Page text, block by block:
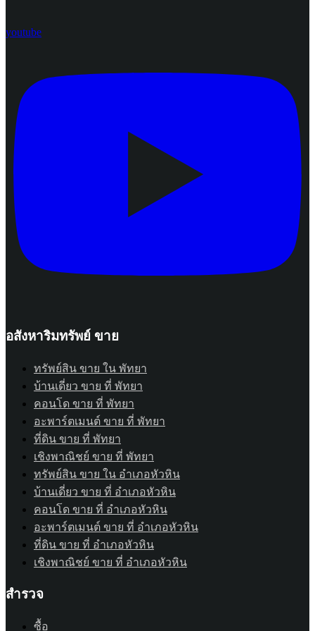
youtube
อสังหาริมทรัพย์ ขาย
ทรัพย์สิน ขาย ใน พัทยา
บ้านเดี่ยว ขาย ที่ พัทยา
คอนโด ขาย ที่ พัทยา
อะพาร์ตเมนต์ ขาย ที่ พัทยา
ที่ดิน ขาย ที่ พัทยา
เชิงพาณิชย์ ขาย ที่ พัทยา
ทรัพย์สิน ขาย ใน อำเภอหัวหิน
บ้านเดี่ยว ขาย ที่ อำเภอหัวหิน
คอนโด ขาย ที่ อำเภอหัวหิน
อะพาร์ตเมนต์ ขาย ที่ อำเภอหัวหิน
ที่ดิน ขาย ที่ อำเภอหัวหิน
เชิงพาณิชย์ ขาย ที่ อำเภอหัวหิน
สำรวจ
ซื้อ